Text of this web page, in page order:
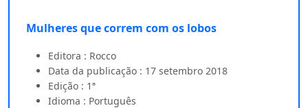
Mulheres que correm com os lobos
Editora : Rocco
Data da publicação : 17 setembro 2018
Edição : 1ª
Idioma : Português